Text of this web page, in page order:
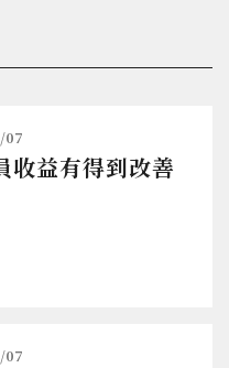
07
收益有得到改善
07